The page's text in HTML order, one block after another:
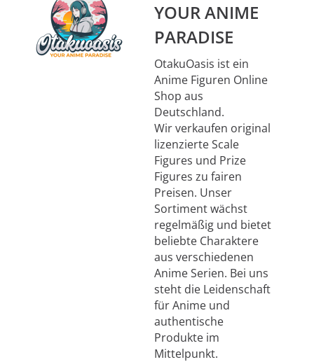
YOUR ANIME
PARADISE
OtakuOasis ist ein
Anime Figuren Online
Shop aus
Deutschland.
Wir verkaufen original
lizenzierte Scale
Figures und Prize
Figures zu fairen
Preisen. Unser
Sortiment wächst
regelmäßig und bietet
beliebte Charaktere
aus verschiedenen
Anime Serien. Bei uns
steht die Leidenschaft
für Anime und
authentische
Produkte im
Mittelpunkt.